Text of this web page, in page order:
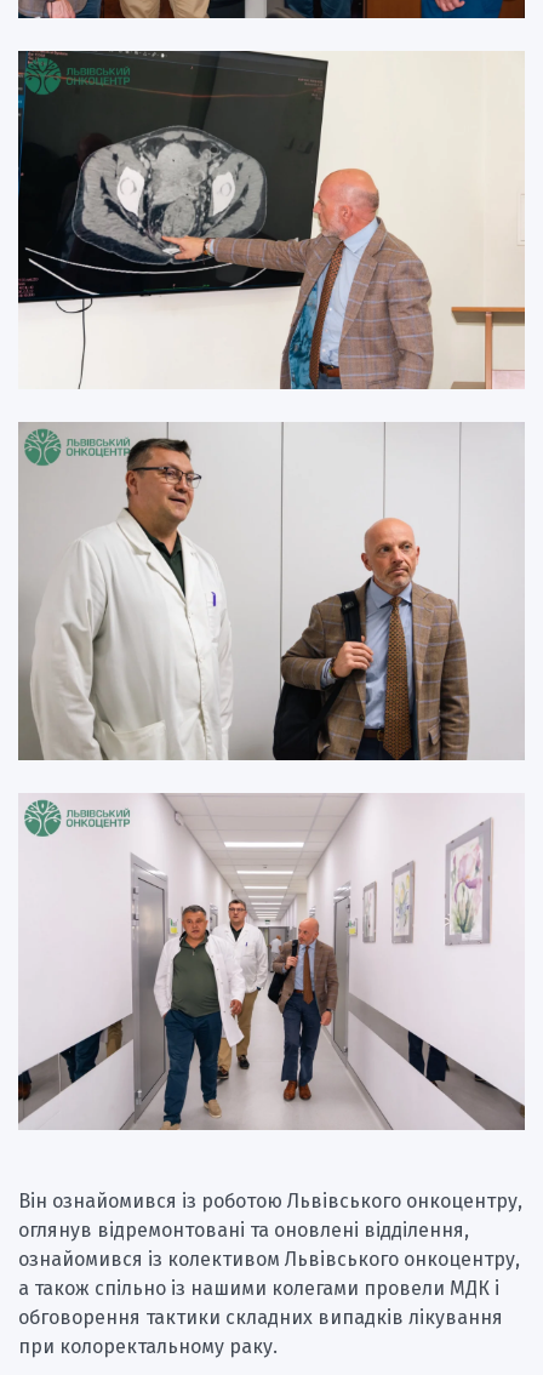
Він ознайомився із роботою Львівського онкоцентру,
оглянув відремонтовані та оновлені відділення,
ознайомився із колективом Львівського онкоцентру,
а також спільно із нашими колегами провели МДК і
обговорення тактики складних випадків лікування
при колоректальному раку.